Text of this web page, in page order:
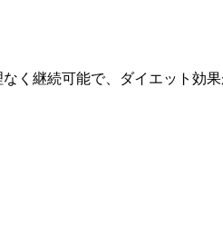
く継続可能で、ダイエット効